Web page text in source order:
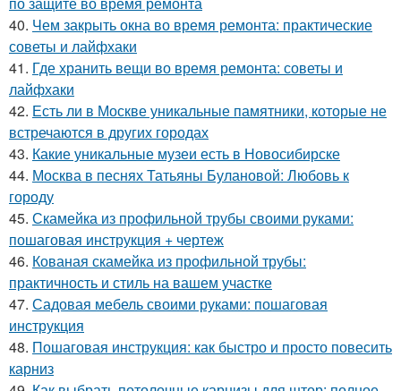
40. Чем закрыть окна во время ремонта: практические
советы и лайфхаки
41. Где хранить вещи во время ремонта: советы и
лайфхаки
42. Есть ли в Москве уникальные памятники, которые не
встречаются в других городах
43. Какие уникальные музеи есть в Новосибирске
44. Москва в песнях Татьяны Булановой: Любовь к
городу
45. Скамейка из профильной трубы своими руками:
пошаговая инструкция + чертеж
46. Кованая скамейка из профильной трубы:
практичность и стиль на вашем участке
47. Садовая мебель своими руками: пошаговая
инструкция
48. Пошаговая инструкция: как быстро и просто повесить
карниз